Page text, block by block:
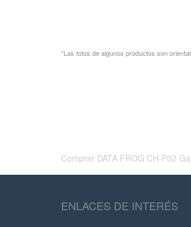
*Las fotos de algunos productos son
Comprar DATA FROG CH-P02
ENLACES DE INTERÉS